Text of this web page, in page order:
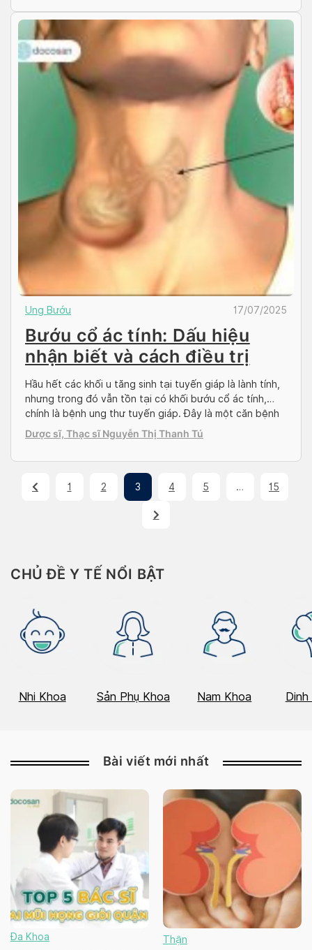
Ung Bướu 17/07/2025
Bướu cổ ác tính: Dấu hiệu
nhận biết và cách điều trị
Hầu hết các khối u tăng sinh tại tuyến giáp là lành tính,
nhưng trong đó vẫn tồn tại có khối bướu cổ ác tính,
chính là bệnh ung thư tuyến giáp. Đây là một căn bệnh
có mức độ nguy hiểm cao nên khi bạn có các triệu
chứng của bệnh hay đi khám […]
Dược sĩ, Thạc sĩ Nguyễn Thị Thanh Tú
1 2 3 4 5 … 15
CHỦ ĐỀ Y TẾ NỔI BẬT
Nhi Khoa Sản Phụ Khoa Nam Khoa
Bài viết mới nhất
Đa Khoa Thận